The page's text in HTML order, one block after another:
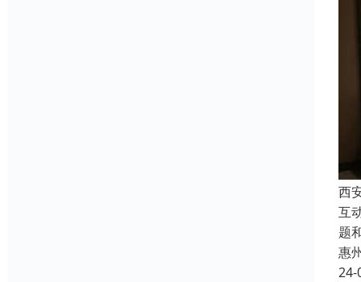
西
互
题
惠
24-